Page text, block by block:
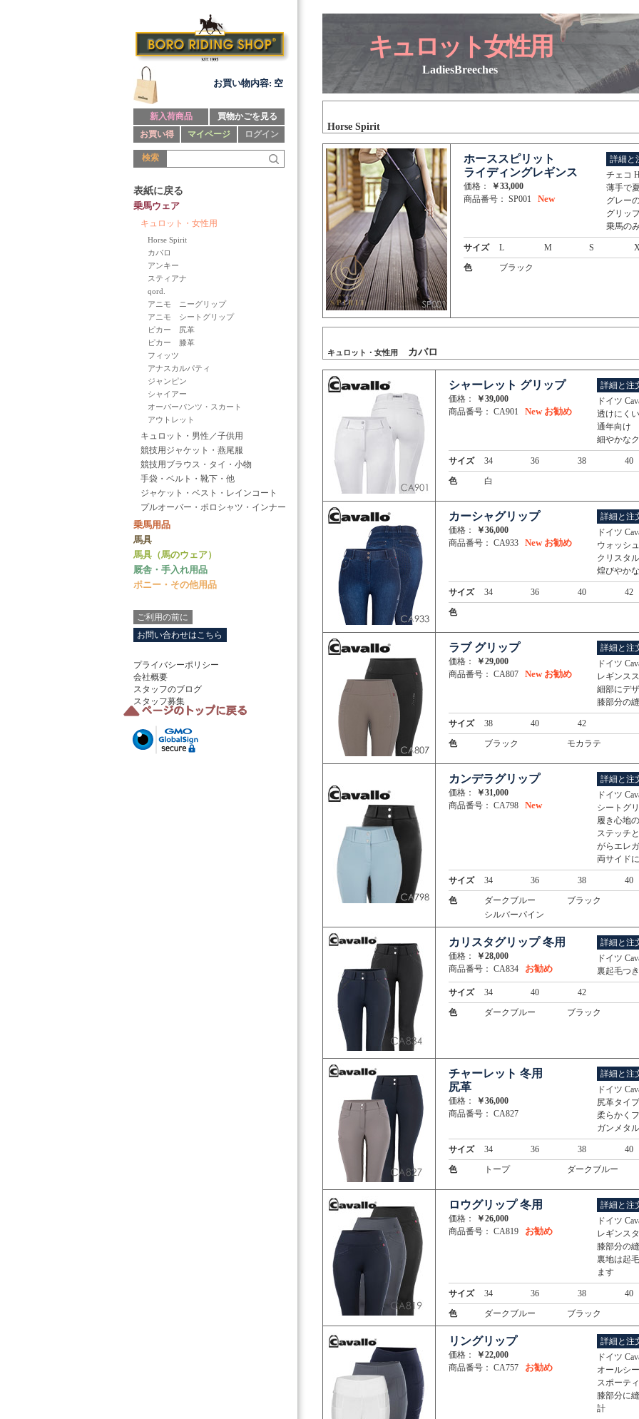
お買い物内容: 空
新入荷商品
買物かごを見る
お買い得
マイページ ログイン
検索
表紙に戻る
乗馬ウェア
キュロット・女性用
Horse Spirit
カバロ
アンキー
スティアナ
qord.
アニモ ニーグリップ
アニモ シートグリップ
ピカー 尻革
ピカー 膝革
フィッツ
アナスカルパティ
ジャンピン
シャイアー
オーバーパンツ・スカート
アウトレット
キュロット・男性／子供用
競技用ジャケット・燕尾服
競技用ブラウス・タイ・小物
手袋・ベルト・靴下・他
ジャケット・ベスト・レインコート
プルオーバー・ポロシャツ・インナー
乗馬用品
馬具
馬具（馬のウェア）
厩舎・手入れ用品
ポニー・その他用品
ご利用の前に
お問い合わせはこちら
プライバシーポリシー
会社概要
スタッフのブログ
スタッフ募集
キュロット女性用
LadiesBreeches
Horse Spirit
ホーススピリット
ライディングレギンス
価格：
￥33,000
商品番号： SP001 New
詳細と
チェコ
薄手で
グレー
グリッ
乗馬の
サイズ L M S
色
ブラック
キュロット・女性用 カバロ
シャーレット グリップ
価格：
￥39,000
商品番号： CA901 New お勧め
詳細と注
ドイツ
透けにく
通年向け
細やかな
サイズ 34 36 38
40
色
白
カーシャグリップ
価格：
￥36,000
商品番号： CA933 New お勧め
詳細と注
ドイツ
ウォッシ
クリスタ
煌びやか
サイズ 34 36 40
42
色
ラブ グリップ
価格：
￥29,000
商品番号： CA807 New お勧め
詳細と注
ドイツ
レギンス
細部にデ
膝部分の
サイズ 38 40
42
色
ブラック モカラテ
カンデラグリップ
価格：
￥31,000
商品番号： CA798 New
詳細と注
ドイツ
シートグ
履き心地
ステッチ
がらエレ
両サイド
サイズ 34 36 38
40
色
ダークブルー
ブラック
シルバーパイン
カリスタグリップ 冬用
価格：
￥28,000
商品番号： CA834 お勧め
詳細と注
ドイツ
裏起毛つ
サイズ 34 40
42
色
ダークブルー ブラック
チャーレット 冬用
尻革
価格：
￥36,000
商品番号： CA827
詳細と注
ドイツ
尻革タイ
柔らかく
ガンメタ
サイズ 34 36 38
40
色
トープ ダークブルー
ロウグリップ 冬用
価格：
￥26,000
商品番号： CA819 お勧め
詳細と注
ドイツ
レギンス
膝部分の
裏地は起
ます
サイズ 34 36 38
40
色
ダークブルー ブラック
リングリップ
価格：
￥22,000
商品番号： CA757 お勧め
詳細と注
ドイツ
オールシ
スポーテ
膝部分に
計